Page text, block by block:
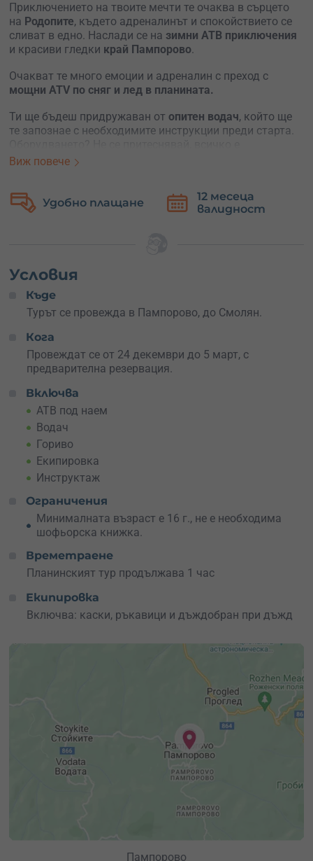
Приключението на твоите мечти те очаква в сърцето
на Родопите, където адреналинът и спокойствието се
сливат в едно. Наслади се на зимни АТВ приключения
и красиви гледки край Пампорово.
Очакват те много емоции и адреналин с преход с
мощни ATV по сняг и лед в планината.
Ти ще бъдеш придружаван от опитен водач, който ще
те запознае с необходимите инструкции преди старта.
подсигурено – предоставят се
Преживяването е за един или двама човека, над 16 г.
Всеки участник ще се вози сам на своето ATV, като на
завладяващите
офроуд маршрути
Виж повече
плащане
12 месеца
валидност
Условия
Къде
Турът се провежда в Пампорово, до Смолян.
Кога
Провеждат се от 24 декември до 5 март, с
предварителна резервация.
Включва
АТВ под наем
Водач
Гориво
Екипировка
Инструктаж
Ограничения
Минималната възраст е 16 г., не е необходима
шофьорска книжка.
Времетраене
Планинският тур продължава 1 час
Екипировка
Включва: каски, ръкавици и дъждобран при дъжд
Пампорово